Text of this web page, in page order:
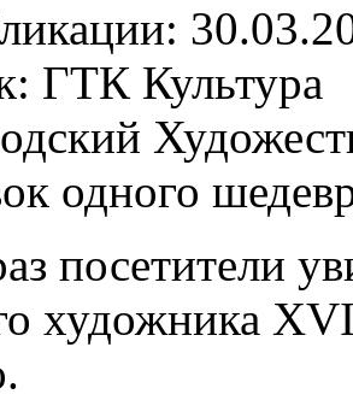
ГТК Культура
одного
посетители
художника